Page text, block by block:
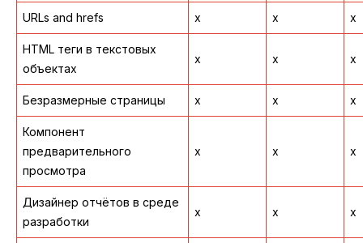
URLs and hrefs x x x
HTML теги в текстовых
объектах
x x x
Безразмерные страницы x x x
Компонент
предварительного
просмотра
x x x
Дизайнер отчётов в среде
разработки
x x x